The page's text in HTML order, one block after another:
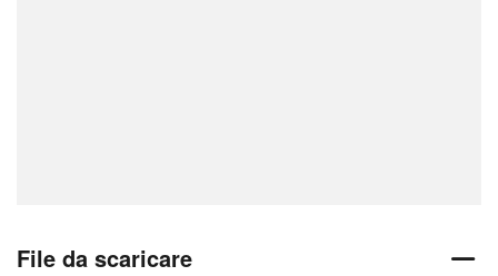
File da scaricare